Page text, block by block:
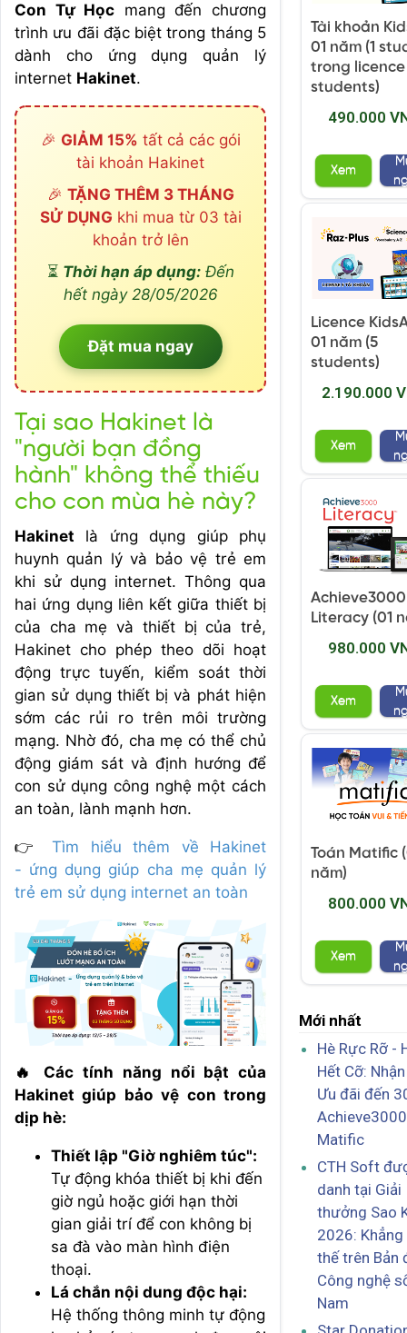
Con Tự Học mang đến chương
trình ưu đãi đặc biệt trong tháng 5
dành cho ứng dụng quản lý
internet Hakinet.
🎉 GIẢM 15% tất cả các gói
tài khoản Hakinet
🎉 TẶNG THÊM 3 THÁNG
SỬ DỤNG khi mua từ 03 tài
khoản trở lên
⏳ Thời hạn áp dụng:Đến
hết ngày 28/05/2026
Đặt mua ngay
Tại sao Hakinet là
"người bạn đồng
hành" không thể thiếu
cho con mùa hè này?
Hakinet là ứng dụng giúp phụ
huynh quản lý và bảo vệ trẻ em
khi sử dụng internet. Thông qua
hai ứng dụng liên kết giữa thiết bị
của cha mẹ và thiết bị của trẻ,
Hakinet cho phép theo dõi hoạt
động trực tuyến, kiểm soát thời
gian sử dụng thiết bị và phát hiện
sớm các rủi ro trên môi trường
mạng. Nhờ đó, cha mẹ có thể chủ
động giám sát và định hướng để
con sử dụng công nghệ một cách
an toàn, lành mạnh hơn.
👉 Tìm hiểu thêm về Hakinet
- ứng dụng giúp cha mẹ quản lý
trẻ em sử dụng internet an toàn
🔥 Các tính năng nổi bật của
Hakinet giúp bảo vệ con trong
dịp hè:
Thiết lập "Giờ nghiêm túc":
Tự động khóa thiết bị khi đến
giờ ngủ hoặc giới hạn thời
gian giải trí để con không bị
sa đà vào màn hình điện
thoại.
Lá chắn nội dung độc hại:
Hệ thống thông minh tự động
Tài khoản
01 năm (1
trong licence
students)
490.000
Xem
Licence
01 năm (5
students)
2.190.000
Xem
Achieve3000
Literacy (01
980.000
Xem
Toán Matific
năm)
800.000
Xem
Mới nhất
Hè Rực Rỡ -
Hết Cỡ:
Ưu đãi đến
Matific
CTH Soft
danh tại Giải
thưởng Sao
2026: Khẳng
thế trên Bản
Công nghệ
Nam